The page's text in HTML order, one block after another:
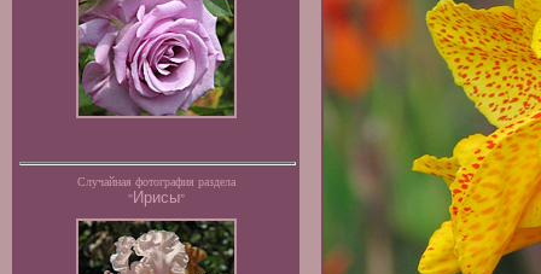
Случайная фотография раздела
"Ирисы"